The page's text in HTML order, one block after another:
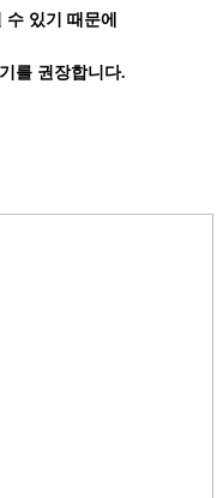
있기 때문에
를 권장합니다.